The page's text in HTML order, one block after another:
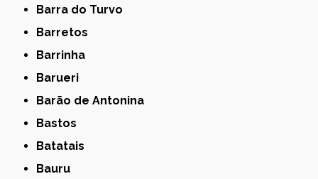
Barra do Turvo
Barretos
Barrinha
Barueri
Barão de Antonina
Bastos
Batatais
Bauru